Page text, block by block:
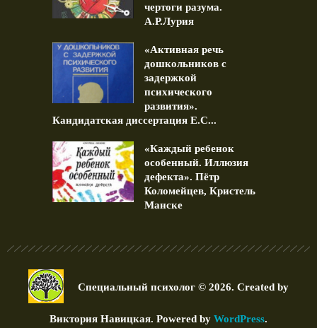
чертоги разума.
А.Р.Лурия
«Активная речь
дошкольников с
задержкой
психического
развития».
Кандидатская диссертация Е.С...
«Каждый ребенок
особенный. Иллюзия
дефекта». Пётр
Коломейцев, Кристель
Манске
Специальный психолог © 2026. Created by
Виктория Навицкая. Powered by WordPress.